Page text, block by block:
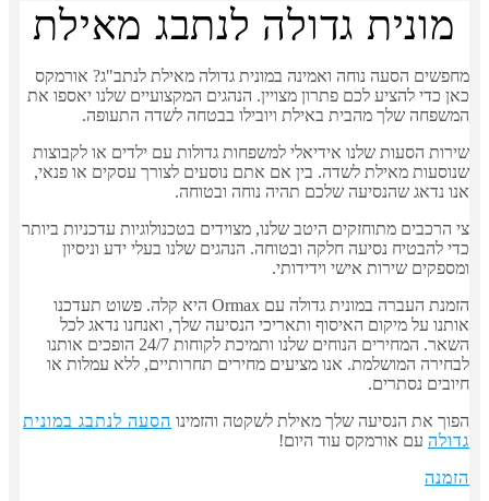
מונית גדולה לנתבג מאילת
מחפשים הסעה נוחה ואמינה במונית גדולה מאילת לנתב"ג? אורמקס
כאן כדי להציע לכם פתרון מצויין. הנהגים המקצועיים שלנו יאספו את
המשפחה שלך מהבית באילת ויובילו בבטחה לשדה התעופה.
שירות הסעות שלנו אידיאלי למשפחות גדולות עם ילדים או לקבוצות
שנוסעות מאילת לשדה. בין אם אתם נוסעים לצורך עסקים או פנאי,
אנו נדאג שהנסיעה שלכם תהיה נוחה ובטוחה.
צי הרכבים מתוחזקים היטב שלנו, מצוידים בטכנולוגיות עדכניות ביותר
כדי להבטיח נסיעה חלקה ובטוחה. הנהגים שלנו בעלי ידע וניסיון
ומספקים שירות אישי וידידותי.
הזמנת העברה במונית גדולה עם Ormax היא קלה. פשוט תעדכנו
אותנו על מיקום האיסוף ותאריכי הנסיעה שלך, ואנחנו נדאג לכל
השאר. המחירים הנוחים שלנו ותמיכת לקוחות 24/7 הופכים אותנו
לבחירה המושלמת. אנו מציעים מחירים תחרותיים, ללא עמלות או
חיובים נסתרים.
הפוך את הנסיעה שלך מאילת לשקטה והזמינו הסעה לנתבג במונית
גדולה עם אורמקס עוד היום!
הזמנה